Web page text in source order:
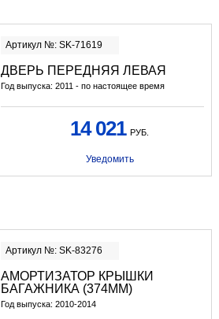
Артикул №: SK-71619
ДВЕРЬ ПЕРЕДНЯЯ ЛЕВАЯ
Год выпуска: 2011 - по настоящее время
14 021 РУБ.
Уведомить
Артикул №: SK-83276
АМОРТИЗАТОР КРЫШКИ
БАГАЖНИКА (374ММ)
Год выпуска: 2010-2014